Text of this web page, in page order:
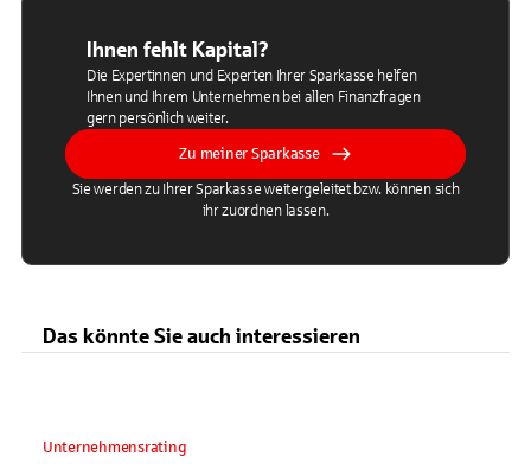
Ihnen fehlt Kapital?
Die Expertinnen und Experten Ihrer Sparkasse helfen
Ihnen und Ihrem Unternehmen bei allen Finanzfragen
gern persönlich weiter.
Zu meiner Sparkasse
Sie werden zu Ihrer Sparkasse weitergeleitet bzw. können sich
ihr zuordnen lassen.
Das könnte Sie auch interessieren
Unternehmensrating